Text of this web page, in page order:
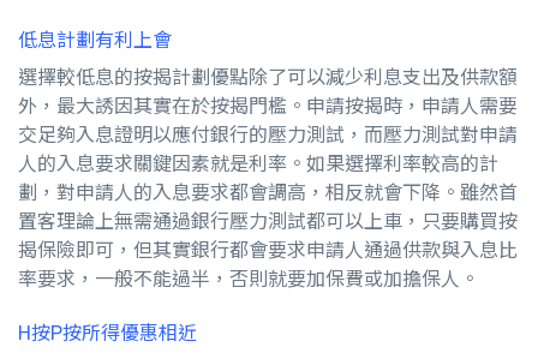
低息計劃有利上會
選擇較低息的按揭計劃優點除了可以減少利息支出及供款額
外，最大誘因其實在於按揭門檻。申請按揭時，申請人需要
交足夠入息證明以應付銀行的壓力測試，而壓力測試對申請
人的入息要求關鍵因素就是利率。如果選擇利率較高的計
劃，對申請人的入息要求都會調高，相反就會下降。雖然首
置客理論上無需通過銀行壓力測試都可以上車，只要購買按
揭保險即可，但其實銀行都會要求申請人通過供款與入息比
率要求，一般不能過半，否則就要加保費或加擔保人。
H按P按所得優惠相近